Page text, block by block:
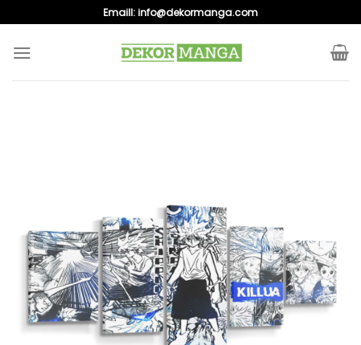
to
content
Emaill:info@dekormanga.com